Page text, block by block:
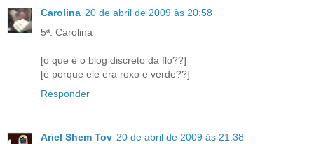
Carolina 20 de abril de 2009 às 20:58
5ª: Carolina
[o que é o blog discreto da flo??]
[é porque ele era roxo e verde??]
Responder
Ariel Shem Tov 20 de abril de 2009 às 21:38